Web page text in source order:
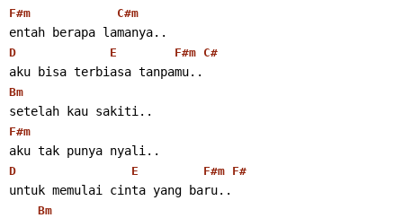
F#m C#m
entah berapa lamanya..
D E F#m C#
aku bisa terbiasa tanpamu..
Bm
setelah kau sakiti..
F#m
aku tak punya nyali..
D E F#m F#
untuk memulai cinta yang baru..
Bm